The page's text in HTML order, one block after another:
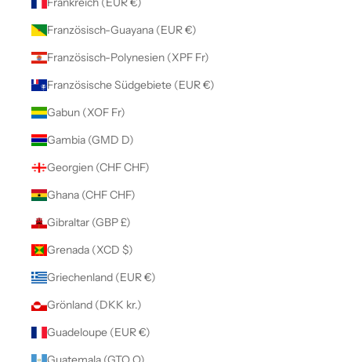
Französisch-Guayana (EUR €)
Französisch-Polynesien (XPF Fr)
Französische Südgebiete (EUR €)
Gabun (XOF Fr)
Gambia (GMD D)
Georgien (CHF CHF)
Ghana (CHF CHF)
Gibraltar (GBP £)
Grenada (XCD $)
Griechenland (EUR €)
Grönland (DKK kr.)
Guadeloupe (EUR €)